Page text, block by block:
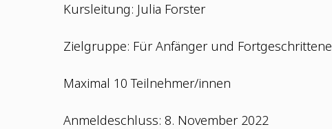
Kurs­lei­tung: Julia Forster
Ziel­grup­pe: Für Anfän­ger und Fortgeschrittene
Maxi­mal 10 Teilnehmer/innen
Anmel­de­schluss: 8. Novem­ber 2022